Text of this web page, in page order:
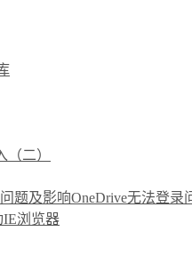
二）
题及影响OneDrive无法登录
IE浏览器